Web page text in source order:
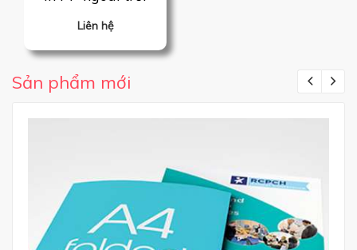
Liên hệ
Sản phẩm mới